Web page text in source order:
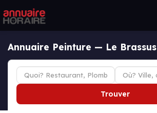
Annuaire Peinture — Le Brassus
Trouver